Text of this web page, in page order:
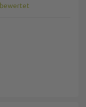
bewertet